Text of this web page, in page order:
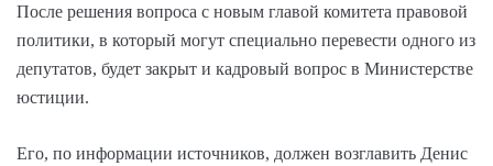
После решения вопроса с новым главой комитета правовой
политики, в который могут специально перевести одного из
депутатов, будет закрыт и кадровый вопрос в Министерстве
юстиции.
Его, по информации источников, должен возглавить Денис